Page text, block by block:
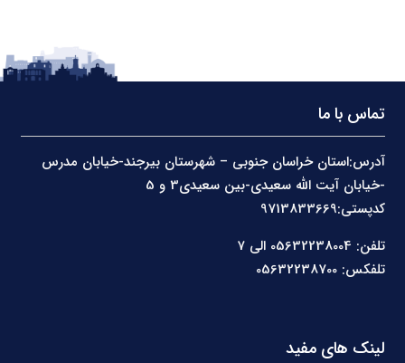
تماس با ما
آدرس:استان خراسان جنوبی – شهرستان بیرجند-خیابان مدرس
کدپستی:9713833669
تلفن: 05632238004 الی 7
تلفکس: 05632238700
لینک های مفید